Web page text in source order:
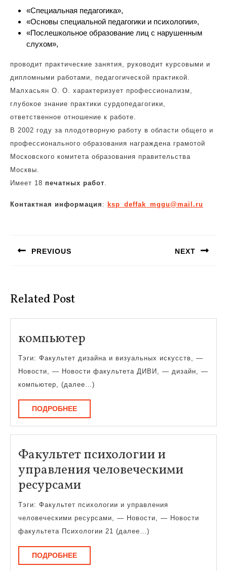
«Специальная педагогика»,
«Основы специальной педагогики и психологии»,
«Послешкольное образование лиц с нарушенным
слухом»,
проводит практические занятия, руководит курсовыми и
дипломными работами, педагогической практикой.
Малхасьян О. О. характеризует профессионализм,
глубокое знание практики сурдопедагогики,
ответственное отношение к работе.
В 2002 году за плодотворную работу в области общего и
профессионального образования награждена грамотой
Московского комитета образования правительства
Москвы.
Имеет 18 печатных работ.
Контактная информация : ksp_deffak_mggu@mail.ru
записям
PREVIOUS NEXT
Related Post
компьютер
Тэги: Факультет дизайна и визуальных искусств, —
Новости, — Новости факультета ДИВИ, — дизайн, —
компьютер, (далее…)
ПОДРОБНЕЕПОДРОБНЕЕ
Факультет психологии и
управления человеческими
ресурсами
психологии
и
управления
человеческими
ресурсами
Тэги: Факультет психологии и управления
человеческими ресурсами, — Новости, — Новости
факультета Психологии 21 (далее…)
ПОДРОБНЕЕПОДРОБНЕЕ